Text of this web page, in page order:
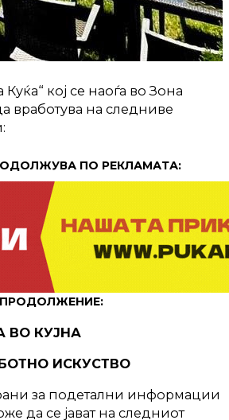
Куќа“ кој се наоѓа во Зона
вработува на следниве
ПО РЕКЛАМАТА:
ПРОДОЛЖЕНИЕ:
ВО КУЈНА
ИСКУСТВО
за подетални информации
да се јават на следниот